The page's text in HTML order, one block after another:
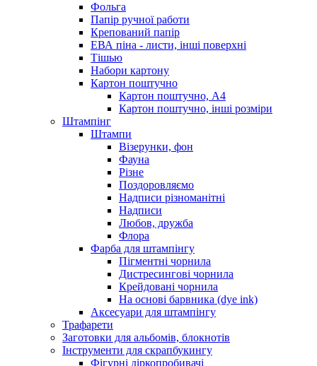
Фольга
Папір ручної работи
Крепований папір
ЕВА піна - листи, інші поверхні
Тішью
Набори картону
Картон поштучно
Картон поштучно, А4
Картон поштучно, інші розміри
Штампінг
Штампи
Візерунки, фон
Фауна
Різне
Поздоровляємо
Надписи різноманітні
Надписи
Любов, дружба
Флора
Фарба для штампінгу
Пігментні чорнила
Дистресингові чорнила
Крейдовані чорнила
На основі барвника (dye ink)
Аксесуари для штампінгу
Трафарети
Заготовки для альбомів, блокнотів
Інструменти для скрапбукингу
Фігурні діркопробивачі